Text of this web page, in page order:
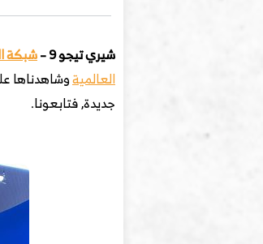
شيري تيجو 9 – شبكة
العالميةوشاهدناها
جديدة, فتابعونا.